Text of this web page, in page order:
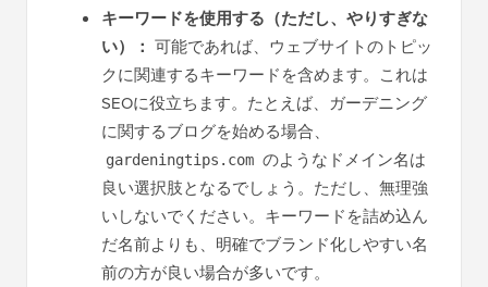
キーワードを使用する（ただし、やりすぎな
い）： 可能であれば、ウェブサイトのトピッ
クに関連するキーワードを含めます。これは
SEOに役立ちます。たとえば、ガーデニング
に関するブログを始める場合、
gardeningtips.com のようなドメイン名は
良い選択肢となるでしょう。ただし、無理強
いしないでください。キーワードを詰め込ん
だ名前よりも、明確でブランド化しやすい名
前の方が良い場合が多いです。